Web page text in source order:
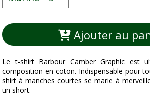
Ajouter au
Le t-shirt Barbour Camber Graphic est
composition en coton. Indispensable pour
shirt à manches courtes se marie à
un short.